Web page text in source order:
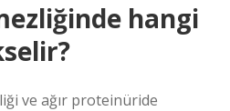
hangi
ve ağır proteinüride